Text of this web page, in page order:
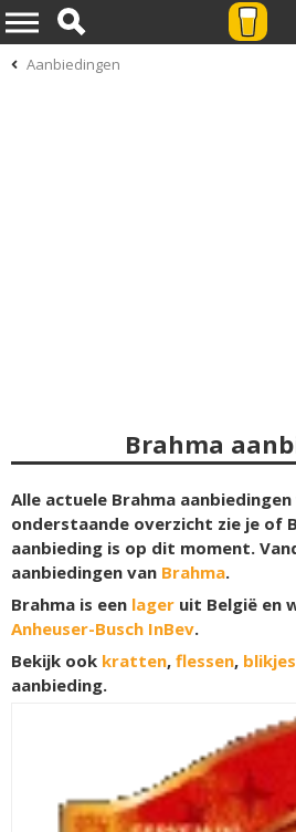
Aanbiedingen
Brahma
Alle actuele Brahma
onderstaande overzicht zie je of
aanbieding is op dit moment.
aanbiedingen van Brahma.
Brahma is een lager uit België en
Anheuser-Busch InBev.
Bekijk ook kratten, flessen, blikjes
aanbieding.